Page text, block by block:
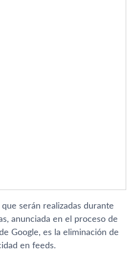
serán realizadas durante
anunciada en el proceso de
Google, es la eliminación de
en feeds.